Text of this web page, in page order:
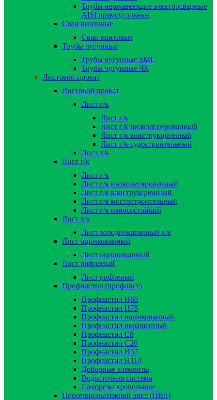
Трубы нержавеющие электросварные
AISI прямоугольные
Сваи винтовые
Сваи винтовые
Трубы чугунные
Трубы чугунные SML
Трубы чугунные ЧК
Листовой прокат
Листовой прокат
Лист г/к
Лист г/к
Лист г/к низколегированный
Лист г/к конструкционный
Лист г/к судостроительный
Лист х/к
Лист г/к
Лист г/к
Лист г/к низколегированный
Лист г/к конструкционный
Лист г/к мостостроительный
Лист г/к износостойкий
Лист х/к
Лист холоднокатанный х/к
Лист оцинкованный
Лист оцинкованный
Лист рифленый
Лист рифленый
Профнастил (профлист)
Профнастил Н60
Профнастил Н75
Профнастил оцинкованный
Профнастил окрашенный
Профнастил С8
Профнастил С20
Профнастил Н57
Профнастил Н114
Доборные элементы
Водосточная система
Саморезы кровельные
Просечно-вытяжной лист (ПВЛ)